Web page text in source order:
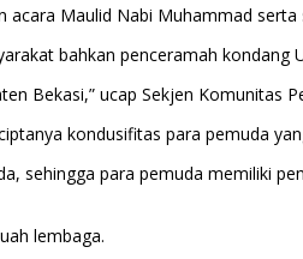
Maulid Nabi Muhammad
bahkan penceramah kondang
Bekasi,” ucap Sekjen Komunitas
kondusifitas para pemuda
sehingga para pemuda memiliki
lembaga.